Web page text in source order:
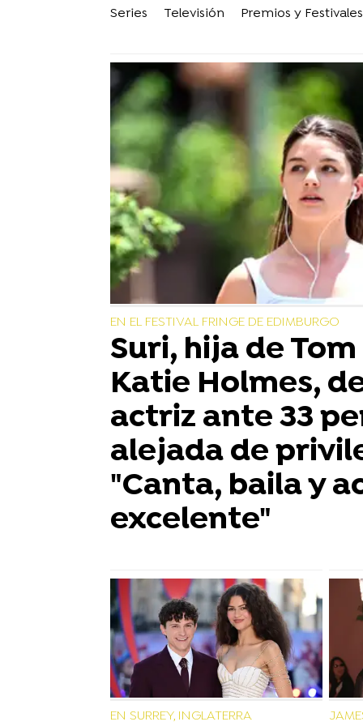
Series Televisión Premios y Festivales
EN EL FESTIVAL FRINGE DE EDIMBURGO
Suri, hija de
Katie Holmes,
actriz ante 33
alejada de
"Canta, baila y
excelente"
EN SURREY, INGLATERRA